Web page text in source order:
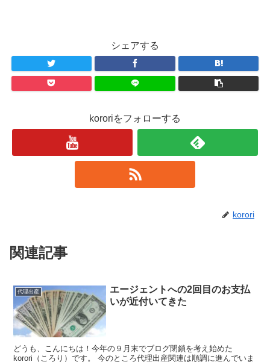
シェアする
kororiをフォローする
korori
関連記事
代理出産
エージェントへの2回目のお支払
いが近付いてきた
どうも、こんにちは！今年の９月末でブログ閉鎖を考え始めた
korori（ころり）です。 今のところ代理出産関連は順調に進んでいま